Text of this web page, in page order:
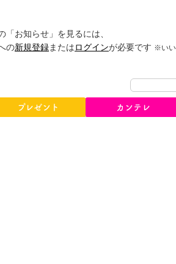
「お知らせ」を見るには、
の新規登録またはログインが必要です ※いい
プレゼント カンテレ